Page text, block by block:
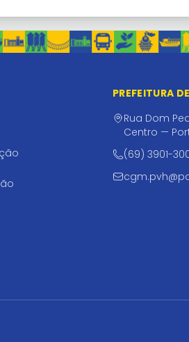
PREFEITURA
Rua Dom
Centro —
(69) 3901-